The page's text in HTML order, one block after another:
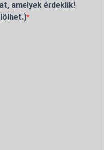
amelyek érdeklik!